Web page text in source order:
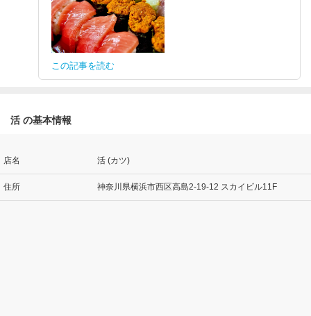
この記事を読む
活 の基本情報
店名 活 (カツ)
住所 神奈川県横浜市西区高島2-19-12 スカイビル11F